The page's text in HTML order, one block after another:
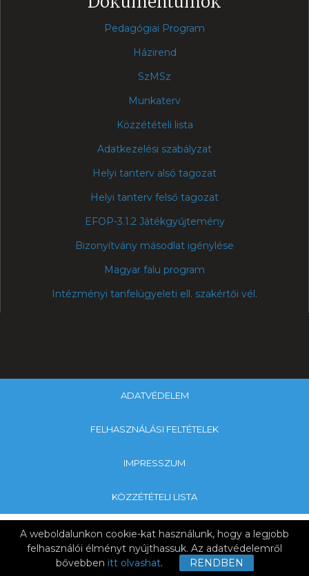
A weboldalunkon cookie-kat használunk, hogy a legjobb
felhasználói élményt nyújthassuk. Az adatvédelemről
bővebben itt olvashat. RENDBEN
Pedagógiai Program
Házirend
SzMSz
Munkaterv
Közzétételi lista
Adatkezelési szabályzat
Helyi tanterv alsó tagozat
Helyi tanterv felső tagozat
EFOP-3.1.2 Játékgyűjtemény
Bizonyítvány másodlat igénylése
Magyar falu program
Intézményi tanfelügyeleti ell. szakértői vél.
ADATVÉDELEM
FELHASZNÁLÁSI FELTÉTELEK
IMPRESSZUM
KÖZZÉTÉTELI LISTA
Copyright © 2019 Galamboki Általános Iskola & Nagykanizsa
Tankerületi Központ